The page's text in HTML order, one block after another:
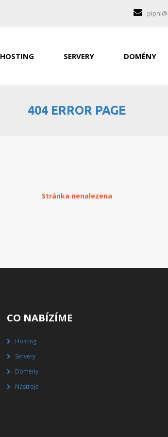
HOSTING SERVERY DOMÉNY
404 ERROR PAGE
Stránka nenalezena
CO NABÍZÍME
Hosting
Servery
Domény
Nástroje